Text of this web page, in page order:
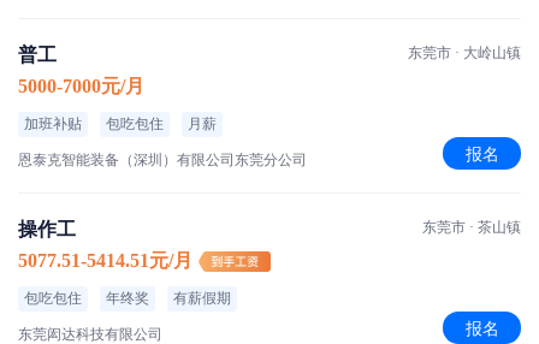
普工
5000-7000元/月
加班补贴 包吃包住 月薪
恩泰克智能装备（深圳）有限公司东莞分公司
东莞市 · 大岭山镇
报名
操作工
5077.51-5414.51元/月
包吃包住 年终奖 有薪假期
东莞闳达科技有限公司
东莞市 · 茶山镇
报名